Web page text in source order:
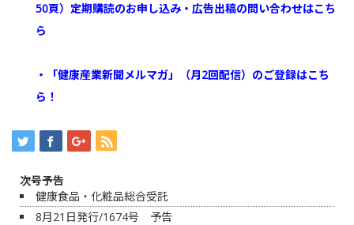
50頁）定期購読のお申し込み・広告出稿の問い合わせはこち
ら
・「健康産業新聞メルマガ」（月2回配信）のご登録はこち
ら！
次号予告
健康食品・化粧品総合受託
8月21日発行/1674号 予告